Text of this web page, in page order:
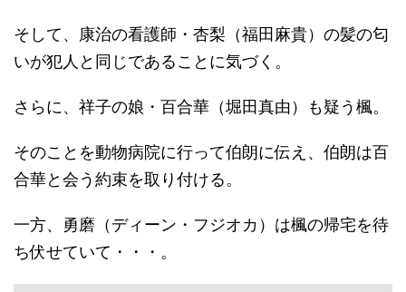
そして、康治の看護師・杏梨（福田麻貴）の髪の匂
いが犯人と同じであることに気づく。
さらに、祥子の娘・百合華（堀田真由）も疑う楓。
そのことを動物病院に行って伯朗に伝え、伯朗は百
合華と会う約束を取り付ける。
一方、勇磨（ディーン・フジオカ）は楓の帰宅を待
ち伏せていて・・・。